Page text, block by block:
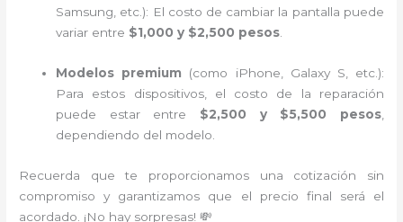
Samsung, etc.): El costo de cambiar la pantalla puede
variar entre $1,000 y $2,500 pesos.
Modelos premium (como iPhone, Galaxy S, etc.):
Para estos dispositivos, el costo de la reparación
puede estar entre $2,500 y $5,500 pesos,
dependiendo del modelo.
Recuerda que te proporcionamos una cotización sin
compromiso y garantizamos que el precio final será el
acordado. ¡No hay sorpresas! 💸